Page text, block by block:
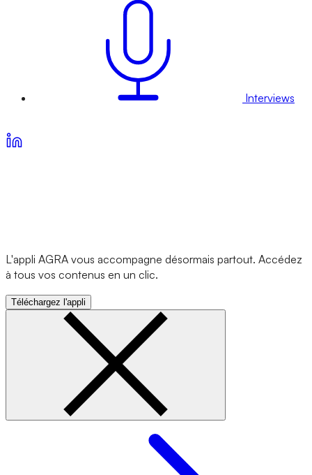
Interviews
L'appli AGRA vous accompagne désormais partout. Accédez
à tous vos contenus en un clic.
Téléchargez l'appli